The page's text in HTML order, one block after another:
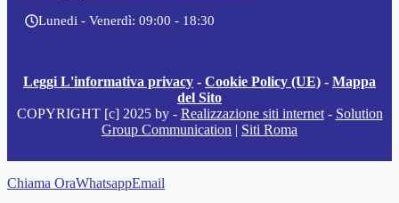
Lunedi - Venerdì: 09:00 - 18:30
Leggi L'informativa privacy - Cookie Policy (UE) - Mappa
del Sito
COPYRIGHT [c] 2025 by - Realizzazione siti internet- Solution
Group Communication | Siti Roma
Chiama OraWhatsappEmail